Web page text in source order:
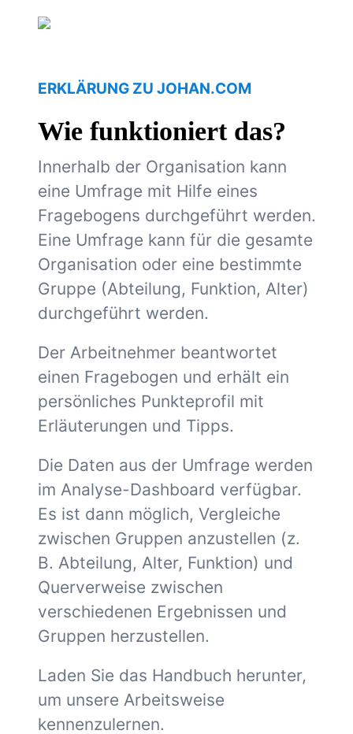
ERKLÄRUNG ZU JOHAN.COM
Wie funktioniert das?
Innerhalb der Organisation kann
eine Umfrage mit Hilfe eines
Fragebogens durchgeführt werden.
Eine Umfrage kann für die gesamte
Organisation oder eine bestimmte
Gruppe (Abteilung, Funktion, Alter)
durchgeführt werden.
Der Arbeitnehmer beantwortet
einen Fragebogen und erhält ein
persönliches Punkteprofil mit
Erläuterungen und Tipps.
Die Daten aus der Umfrage werden
im Analyse-Dashboard verfügbar.
Es ist dann möglich, Vergleiche
zwischen Gruppen anzustellen (z.
B. Abteilung, Alter, Funktion) und
Querverweise zwischen
verschiedenen Ergebnissen und
Gruppen herzustellen.
Laden Sie das Handbuch herunter,
um unsere Arbeitsweise
kennenzulernen.